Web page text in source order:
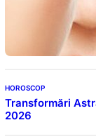
HOROSCOP
Transformări
2026